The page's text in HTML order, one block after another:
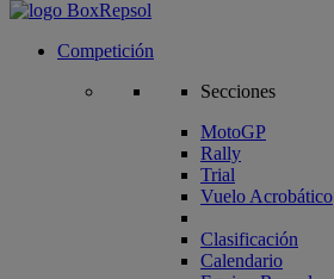
Competición
Secciones
MotoGP
Rally
Trial
Vuelo Acrobático
Clasificación
Calendario